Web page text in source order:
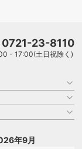
0721-23-8110
- 17:00(土日祝除く)
年9月